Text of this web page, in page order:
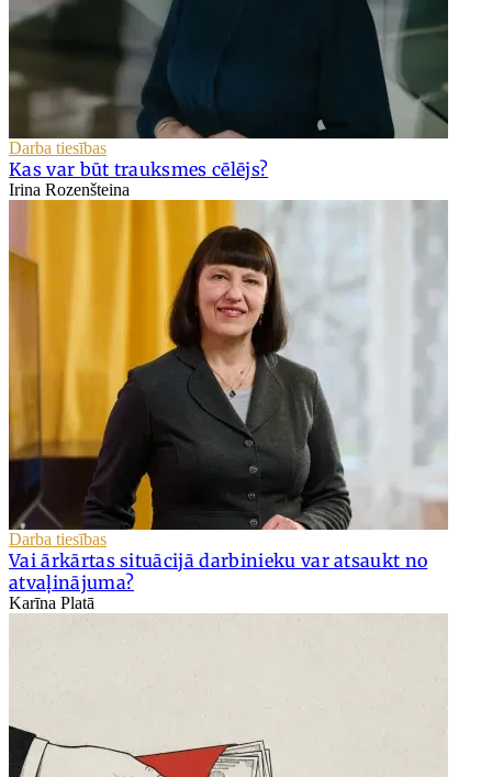
Darba tiesības
Kas var būt trauksmes cēlējs?
Irina Rozenšteina
Darba tiesības
Vai ārkārtas situācijā darbinieku var atsaukt no
atvaļinājuma?
Karīna Platā